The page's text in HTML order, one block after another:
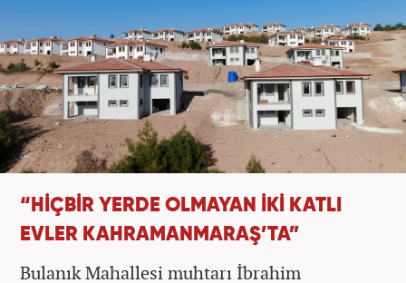
“HİÇBİR YERDE OLMAYAN İKİ KATLI
EVLER KAHRAMANMARAŞ’TA”
Bulanık Mahallesi muhtarı İbrahim